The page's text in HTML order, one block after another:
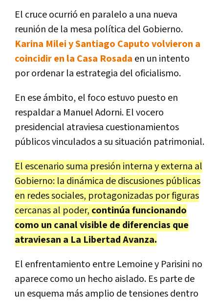
El cruce ocurrió en paralelo a una nueva
reunión de la mesa política del Gobierno.
Karina Milei y Santiago Caputo volvieron a
coincidir en la Casa Rosada en un intento
por ordenar la estrategia del oficialismo.
En ese ámbito, el foco estuvo puesto en
respaldar a Manuel Adorni. El vocero
presidencial atraviesa cuestionamientos
públicos vinculados a su situación patrimonial.
El escenario suma presión interna y externa al
Gobierno: la dinámica de discusiones públicas
en redes sociales, protagonizadas por figuras
cercanas al poder, continúa funcionando
como un canal visible de diferencias que
atraviesan a La Libertad Avanza.
El enfrentamiento entre Lemoine y Parisini no
aparece como un hecho aislado. Es parte de
un esquema más amplio de tensiones dentro